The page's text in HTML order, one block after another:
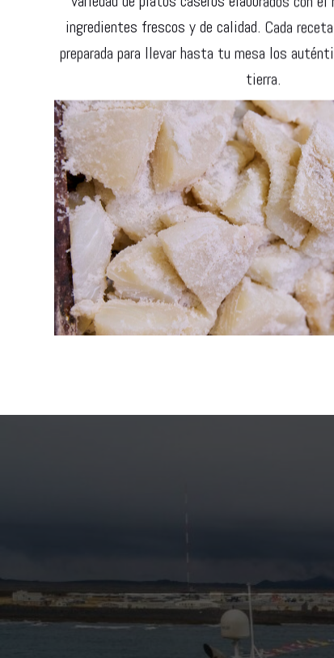
ingredientes frescos y de calidad. Cada
preparada para llevar hasta tu mesa los
tierra.